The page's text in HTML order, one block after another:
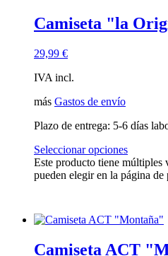
Camiseta "la
29,99 €
IVA incl.
más Gastos de envío
Plazo de entrega: 5-6 días
Seleccionar opciones
Este producto tiene múltiples
pueden elegir en la página de
Camiseta ACT